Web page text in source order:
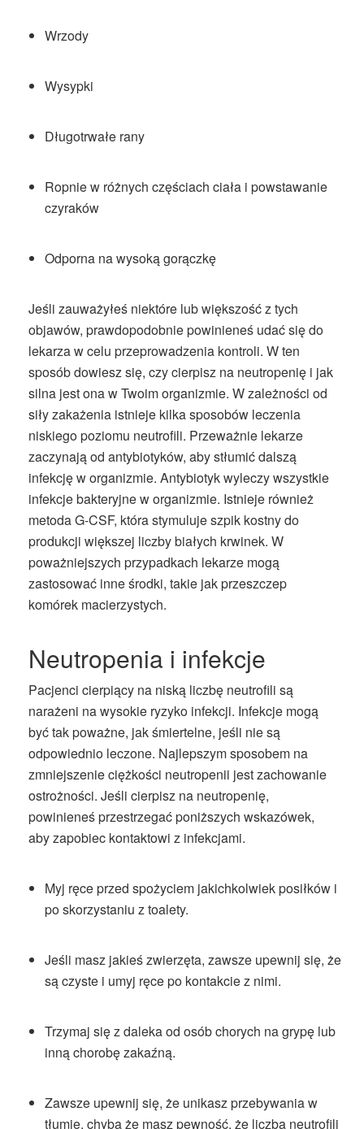
Wrzody
Wysypki
Długotrwałe rany
Ropnie w różnych częściach ciała i powstawanie
czyraków
Odporna na wysoką gorączkę
Jeśli zauważyłeś niektóre lub większość z tych
objawów, prawdopodobnie powinieneś udać się do
lekarza w celu przeprowadzenia kontroli. W ten
sposób dowiesz się, czy cierpisz na neutropenię i jak
silna jest ona w Twoim organizmie. W zależności od
siły zakażenia istnieje kilka sposobów leczenia
niskiego poziomu neutrofili. Przeważnie lekarze
zaczynają od antybiotyków, aby stłumić dalszą
infekcję w organizmie. Antybiotyk wyleczy wszystkie
infekcje bakteryjne w organizmie. Istnieje również
metoda G-CSF, która stymuluje szpik kostny do
produkcji większej liczby białych krwinek. W
poważniejszych przypadkach lekarze mogą
zastosować inne środki, takie jak przeszczep
komórek macierzystych.
Neutropenia i infekcje
Pacjenci cierpiący na niską liczbę neutrofili są
narażeni na wysokie ryzyko infekcji. Infekcje mogą
być tak poważne, jak śmiertelne, jeśli nie są
odpowiednio leczone. Najlepszym sposobem na
zmniejszenie ciężkości neutropenii jest zachowanie
ostrożności. Jeśli cierpisz na neutropenię,
powinieneś przestrzegać poniższych wskazówek,
aby zapobiec kontaktowi z infekcjami.
Myj ręce przed spożyciem jakichkolwiek posiłków i
po skorzystaniu z toalety.
Jeśli masz jakieś zwierzęta, zawsze upewnij się, że
są czyste i umyj ręce po kontakcie z nimi.
Trzymaj się z daleka od osób chorych na grypę lub
inną chorobę zakaźną.
Zawsze upewnij się, że unikasz przebywania w
tłumie, chyba że masz pewność, że liczba neutrofili